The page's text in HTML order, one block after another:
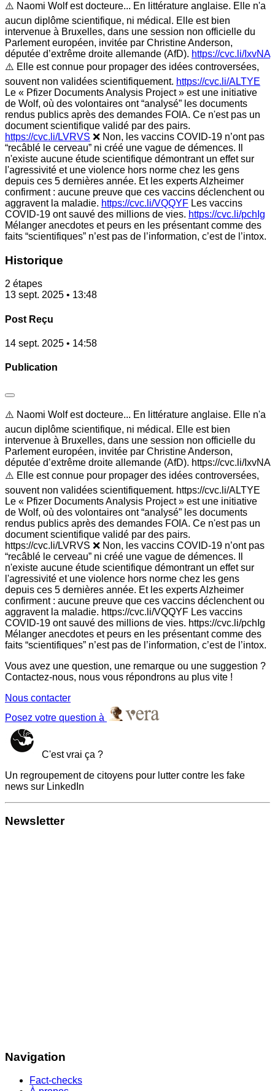
⚠️ Naomi Wolf est docteure... En littérature anglaise. Elle n'a
aucun diplôme scientifique, ni médical. Elle est bien
intervenue à Bruxelles, dans une session non officielle du
Parlement européen, invitée par Christine Anderson,
députée d’extrême droite allemande (AfD). https://cvc.li/IxvNA
⚠️ Elle est connue pour propager des idées controversées,
souvent non validées scientifiquement. https://cvc.li/ALTYE
Le « Pfizer Documents Analysis Project » est une initiative
de Wolf, où des volontaires ont “analysé” les documents
rendus publics après des demandes FOIA. Ce n'est pas un
document scientifique validé par des pairs.
https://cvc.li/LVRVS ❌ Non, les vaccins COVID-19 n’ont pas
“recâblé le cerveau” ni créé une vague de démences. Il
n'existe aucune étude scientifique démontrant un effet sur
l'agressivité et une violence hors norme chez les gens
depuis ces 5 dernières année. Et les experts Alzheimer
confirment : aucune preuve que ces vaccins déclenchent ou
aggravent la maladie. https://cvc.li/VQQYF Les vaccins
COVID-19 ont sauvé des millions de vies. https://cvc.li/pchIg
Mélanger anecdotes et peurs en les présentant comme des
faits “scientifiques” n’est pas de l’information, c’est de l’intox.
Historique
2 étapes
13 sept. 2025 • 13:48
Post Reçu
14 sept. 2025 • 14:58
Publication
⚠️ Naomi Wolf est docteure... En littérature anglaise. Elle n'a
aucun diplôme scientifique, ni médical. Elle est bien
intervenue à Bruxelles, dans une session non officielle du
Parlement européen, invitée par Christine Anderson,
députée d’extrême droite allemande (AfD). https://cvc.li/IxvNA
⚠️ Elle est connue pour propager des idées controversées,
souvent non validées scientifiquement. https://cvc.li/ALTYE
Le « Pfizer Documents Analysis Project » est une initiative
de Wolf, où des volontaires ont “analysé” les documents
rendus publics après des demandes FOIA. Ce n'est pas un
document scientifique validé par des pairs.
https://cvc.li/LVRVS ❌ Non, les vaccins COVID-19 n’ont pas
“recâblé le cerveau” ni créé une vague de démences. Il
n'existe aucune étude scientifique démontrant un effet sur
l'agressivité et une violence hors norme chez les gens
depuis ces 5 dernières année. Et les experts Alzheimer
confirment : aucune preuve que ces vaccins déclenchent ou
aggravent la maladie. https://cvc.li/VQQYF Les vaccins
COVID-19 ont sauvé des millions de vies. https://cvc.li/pchIg
Mélanger anecdotes et peurs en les présentant comme des
faits “scientifiques” n’est pas de l’information, c’est de l’intox.
Vous avez une question, une remarque ou une suggestion ?
Contactez-nous, nous vous répondrons au plus vite !
Nous contacter
Posez votre question à
C'est vrai ça ?
Un regroupement de citoyens pour lutter contre les fake
news sur LinkedIn
Newsletter
Navigation
Fact-checks